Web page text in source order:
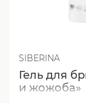
SIBERINA
Гель для
и жожоба»